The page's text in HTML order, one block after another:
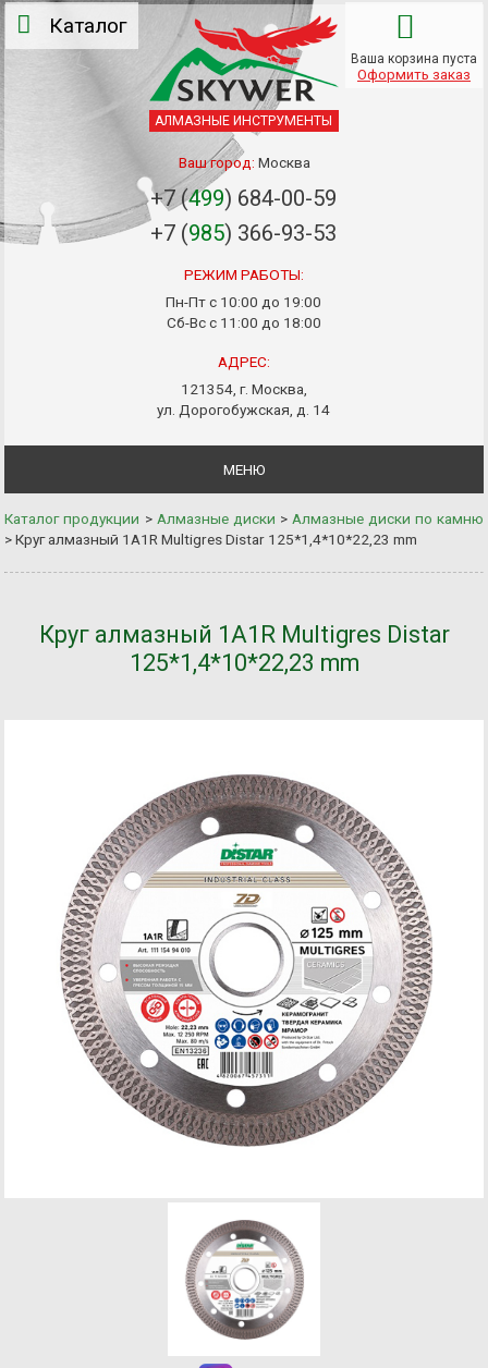
АЛМАЗНЫЕ ИНСТРУМЕНТЫ
Ваш город: Москва
+7 (499) 684-00-59
+7 (985) 366-93-53
РЕЖИМ РАБОТЫ:
Пн-Пт с 10:00 до 19:00
Сб-Вс с 11:00 до 18:00
АДРЕС:
121354, г. Москва,
ул. Дорогобужская, д. 14
Ваша корзина пуста
Оформить заказ
МЕНЮ
Каталог продукции > Алмазные диски > Алмазные диски по камню
>Круг алмазный 1A1R Multigres Distar 125*1,4*10*22,23 mm
Круг алмазный 1A1R Multigres Distar
125*1,4*10*22,23 mm
Каталог